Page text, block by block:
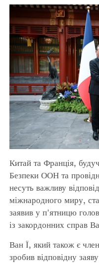
Китай та Франція,
Безпеки ООН та
несуть важливу
міжнародного миру,
заявив у п'ятницю
із закордонних справ
Ван Ї, який також є
зробив відповідну